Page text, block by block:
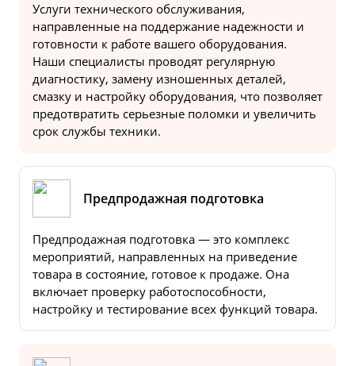
Услуги технического обслуживания,
направленные на поддержание надежности и
готовности к работе вашего оборудования.
Наши специалисты проводят регулярную
диагностику, замену изношенных деталей,
смазку и настройку оборудования, что позволяет
предотвратить серьезные поломки и увеличить
срок службы техники.
Предпродажная подготовка
Предпродажная подготовка — это комплекс
мероприятий, направленных на приведение
товара в состояние, готовое к продаже. Она
включает проверку работоспособности,
настройку и тестирование всех функций товара.